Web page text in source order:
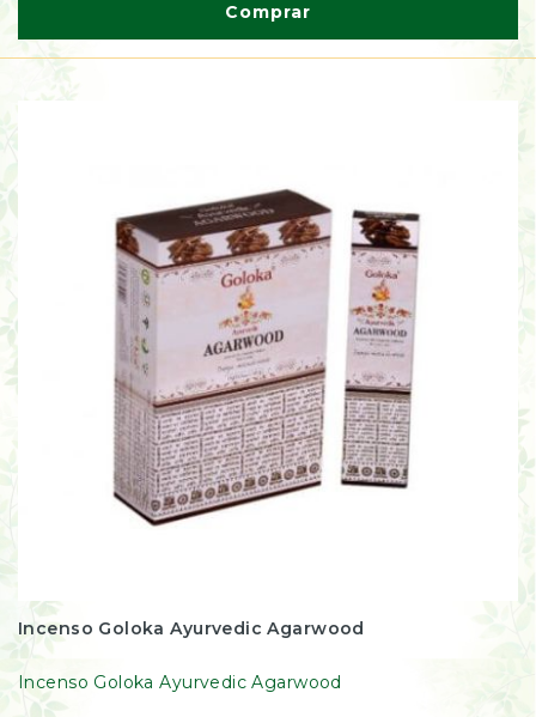
Comprar
Incenso Goloka Ayurvedic Agarwood
Incenso Goloka Ayurvedic Agarwood